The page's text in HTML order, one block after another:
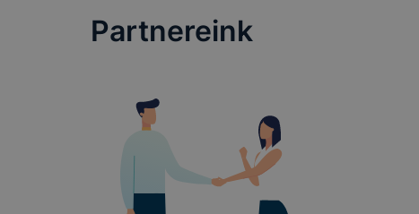
Partnereink